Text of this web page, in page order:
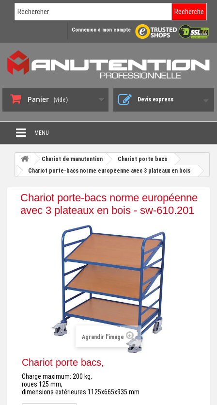
Recherche
Connexion à mon compte
Panier (vide) Devis express
MENU
PROMO DÉSTOCKAGE
+
CHARIOT DE MANUTENTION
BENNE BASCULANTE
REMORQUE INDUSTRIELLE
ROULEUR ET PLATEAU ROULANT
TRANSPALETTE ET PALETTAGE
GERBEUR ET CRIC INDUSTRIEL
ACCESSOIRES ET COMPLÉMENTS
Chariot de manutention
Chariot porte bacs
Chariot porte-bacs norme européenne avec 3 plateaux en bois
Chariot porte-bacs norme européenne
avec 3 plateaux en bois - sw-610.201
Agrandir l'image
Chariot porte bacs,
Charge maximum: 200 kg,
roues 125 mm,
dimensions extérieures 1125x665x935 mm